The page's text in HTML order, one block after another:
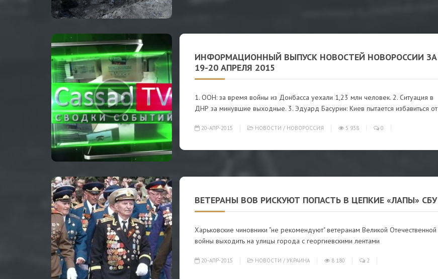
ИНФОРМАЦИОННЫЙ ВЫПУСК НОВОСТЕЙ НОВОРОССИИ ЗА
19-20 АПРЕЛЯ 2015
1. ООН: за время войны из Донбасса уехали 1,23 млн человек. 2. Ситуация в
ДНР за минувшие выходные. 3. Эдуард Басурин: Киев пытается избавиться от
20-АПР-2015 НОВОСТИ / НОВОРОССИЯ 5 938 0
ВЕТЕРАНЫ ВОВ РИСКУЮТ ПОПАСТЬ В ЦЕПКИЕ «ЛАПЫ» СБУ
Харьковские чиновники "не рекомендуют" ветеранам Великой Отечественной
войны выходить на улицы города с георгиевскими лентами
20-АПР-2015 НОВОСТИ / УКРАИНА 8 180 2